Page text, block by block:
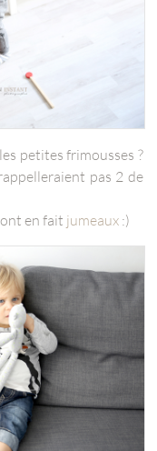
petites frimousses ?
pas 2 de
en fait jumeaux :)